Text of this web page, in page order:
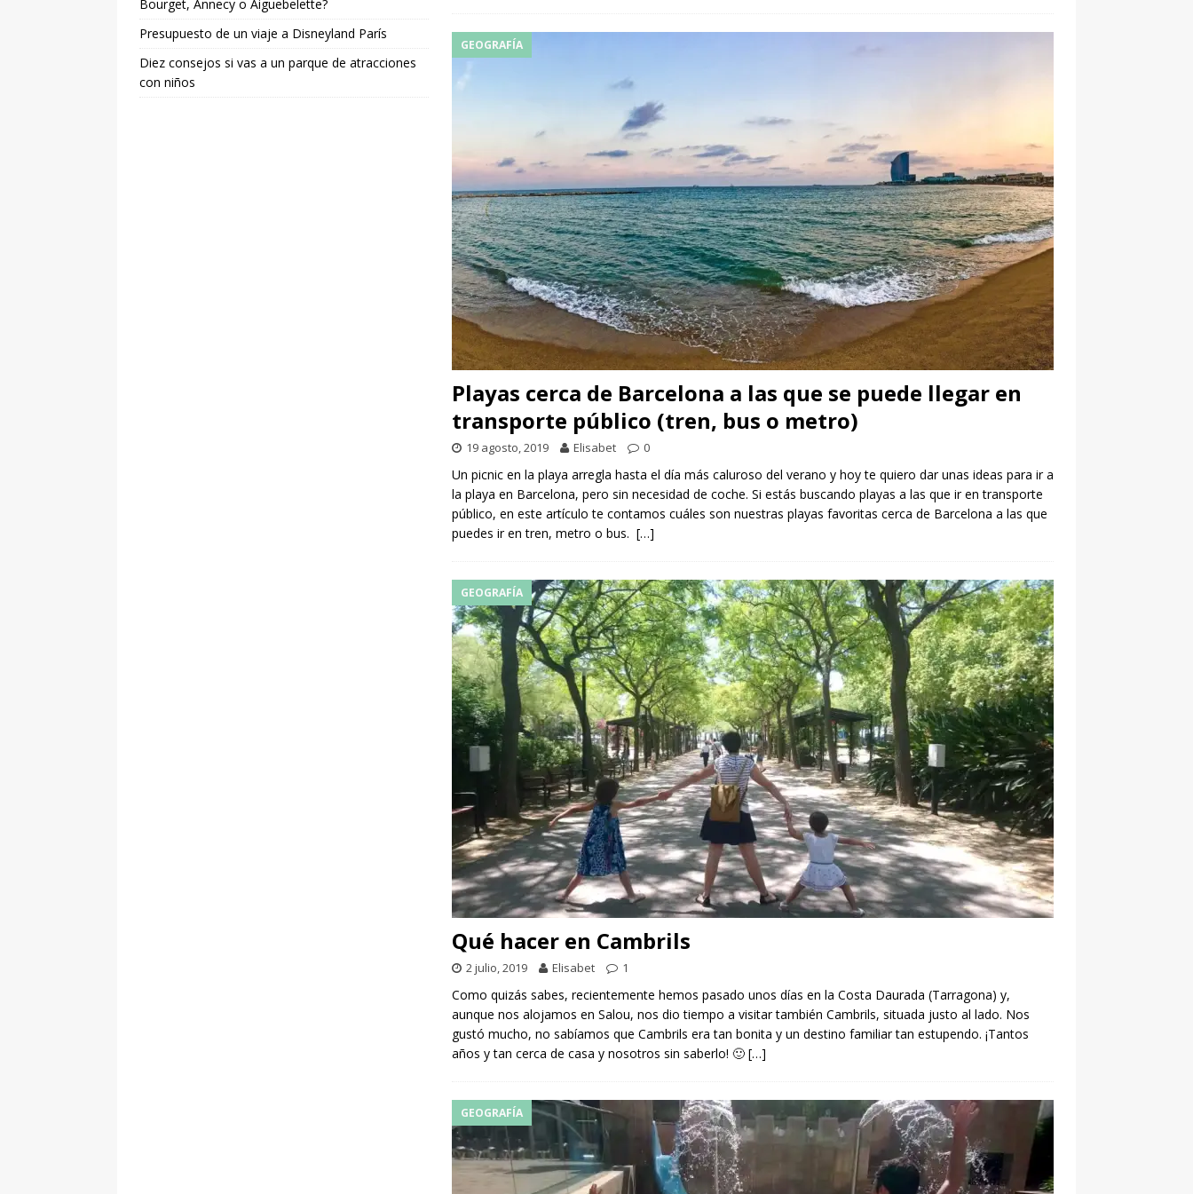
GEOGRAFÍA
Playas cerca de Barcelona a las que se puede llegar en
transporte público (tren, bus o metro)
19 agosto, 2019 Elisabet 0
Un picnic en la playa arregla hasta el día más caluroso del verano y hoy te quiero dar unas ideas para ir a
la playa en Barcelona, pero sin necesidad de coche. Si estás buscando playas a las que ir en transporte
público, en este artículo te contamos cuáles son nuestras playas favoritas cerca de Barcelona a las que
puedes ir en tren, metro o bus. […]
GEOGRAFÍA
Qué hacer en Cambrils
2 julio, 2019 Elisabet 1
Como quizás sabes, recientemente hemos pasado unos días en la Costa Daurada (Tarragona) y,
aunque nos alojamos en Salou, nos dio tiempo a visitar también Cambrils, situada justo al lado. Nos
gustó mucho, no sabíamos que Cambrils era tan bonita y un destino familiar tan estupendo. ¡Tantos
años y tan cerca de casa y nosotros sin saberlo! 🙂 […]
GEOGRAFÍA
Bourget, Annecy o Aiguebelette?
Presupuesto de un viaje a Disneyland París
Diez consejos si vas a un parque de atracciones
con niños